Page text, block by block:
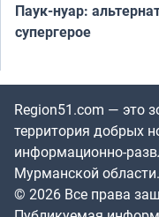
Паук-нуар:
супергерое
Region51.com — это
территория добрых
информационно-
Мурманской области.
© 2026 Все права